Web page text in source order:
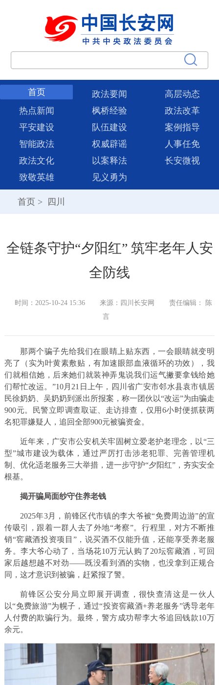
首页 政法要闻
高层动态
热点新闻
枫桥经验
政法改革
平安建设
队伍建设
案例指导
智能政法
权威辟谣
人事任免
政法文化
以案释法
长安微视
致敬英雄
见义勇为
首页 > 四川
全链条守护“夕阳红” 筑牢老年人安
全防线
时间：2025-10-24 15:36 来源：四川长安网
责任编辑： 陈
言
那两个骗子先给我们在眼睛上贴东西，一会眼睛就变明
亮了（实为叶黄素敷贴，有加速眼部血液循环的功效），我
们就相信她，后来她们就装神弄鬼说我们运气撇要拿钱给她
们帮忙改运。”10月21日上午，四川省广安市邻水县袁市镇居
民徐奶奶、吴奶奶到派出所报案，称一团伙以“改运”为由骗走
900元。民警立即调查取证、走访排查，仅用6小时便抓获两
名犯罪嫌疑人，追回全部900元被骗资金。
近年来，广安市公安机关牢固树立爱老护老理念，以“三
型”城市建设为载体，通过严厉打击涉老犯罪、完善管理机
制、优化适老服务三大举措，进一步守护“夕阳红”，夯实安全
根基。
揭开骗局面纱守住养老钱
2025年3月，前锋区代市镇的李大爷被“免费周边游”的宣
传吸引，跟着一群人去了外地“考察”。行程里，对方不断推
销“窖藏酒投资项目”，说买酒不仅能升值，还能享受养老服
务。李大爷心动了，当场花10万元认购了20坛窖藏酒，可回
家后越想越不对劲——既没看到酒的实物，也没拿到正规合
同，这才意识到被骗，赶紧报了警。
前锋区公安分局立即展开调查，很快查清这是一伙人
以“免费旅游”为幌子，通过“投资窖藏酒+养老服务”诱导老年
人付费的欺骗行为。最终，警方成功帮李大爷追回钱款10万
余元。